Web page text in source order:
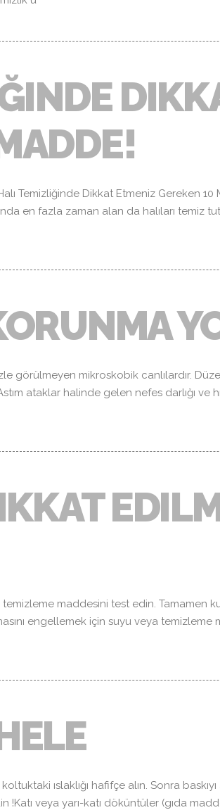
Temizliğinde Dikkat Etmeniz Gereken
en fazla zaman alan da halıları temiz
görülmeyen mikroskobik canlılardır.
ataklar halinde gelen nefes darlığı ve
maddesini test edin. Tamamen
engellemek için suyu veya temizleme
ıslaklığı hafifçe alın. Sonra baskıyı
veya yarı-katı döküntüler (gıda